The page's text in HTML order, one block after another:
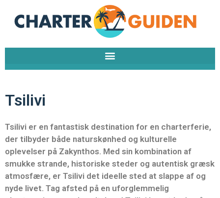
indholdet
Tsilivi
Tsilivi er en fantastisk destination for en charterferie,
der tilbyder både naturskønhed og kulturelle
oplevelser på Zakynthos. Med sin kombination af
smukke strande, historiske steder og autentisk græsk
atmosfære, er Tsilivi det ideelle sted at slappe af og
nyde livet. Tag afsted på en uforglemmelig